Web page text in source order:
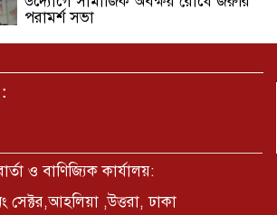
পরামর্শ সভা
ভ্রমণ কাহিনী: পদ্মা পারে আনন্দ ভ্রমণ –
সময় –মুক্তা পারভীন
ও বাণিজ্যিক কার্যালয়:
সেক্টর,আহলিয়া ,উত্তরা, ঢাকা